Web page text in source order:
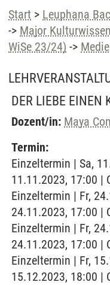
Start > Leuphana
-> Major
WiSe 23/24) ->
DER LIEBE EINEN
Dozent/in: Maya
Termin:
Einzeltermin | Sa,
11.11.2023, 17:00 |
Einzeltermin | Fr,
24.11.2023, 17:00 |
Einzeltermin | Fr,
24.11.2023, 17:00 |
Einzeltermin | Fr,
15.12.2023, 18:00 |